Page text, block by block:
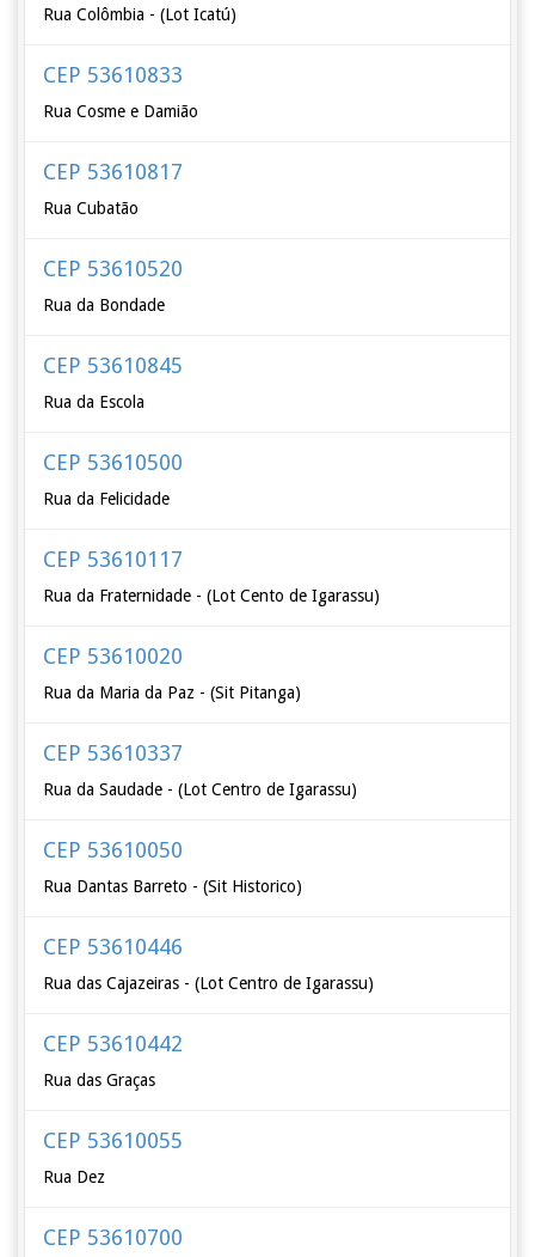
Rua Colômbia - (Lot Icatú)
CEP 53610833
Rua Cosme e Damião
CEP 53610817
Rua Cubatão
CEP 53610520
Rua da Bondade
CEP 53610845
Rua da Escola
CEP 53610500
Rua da Felicidade
CEP 53610117
Rua da Fraternidade - (Lot Cento de Igarassu)
CEP 53610020
Rua da Maria da Paz - (Sit Pitanga)
CEP 53610337
Rua da Saudade - (Lot Centro de Igarassu)
CEP 53610050
Rua Dantas Barreto - (Sit Historico)
CEP 53610446
Rua das Cajazeiras - (Lot Centro de Igarassu)
CEP 53610442
Rua das Graças
CEP 53610055
Rua Dez
CEP 53610700